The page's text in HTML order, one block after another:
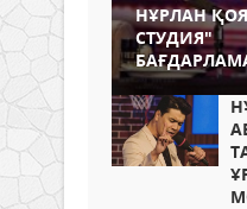
НҰРЛАН
СТУДИЯ"